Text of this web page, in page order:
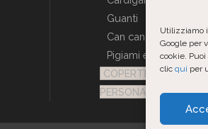
Utilizziamo
Google per
cookie.
clic qui per
Guanti
Can can
Pigiami e Vestaglie
COPERTINE
PERSONALIZZATE